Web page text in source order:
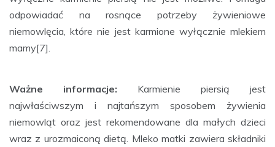
odpowiadać na rosnące potrzeby żywieniowe
niemowlęcia, które nie jest karmione wyłącznie mlekiem
mamy[7].
Ważne informacje: Karmienie piersią jest
najwłaściwszym i najtańszym sposobem żywienia
niemowląt oraz jest rekomendowane dla małych dzieci
wraz z urozmaiconą dietą. Mleko matki zawiera składniki